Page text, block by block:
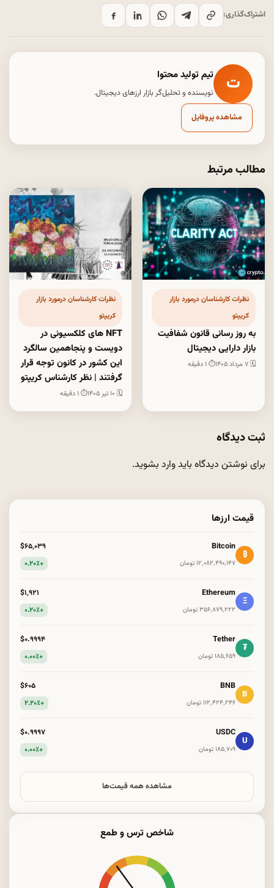
اشتراک‌گذاری:
ت تیم تولید محتوا
نویسنده و تحلیل‌گر بازار ارزهای دیجیتال.
مشاهده پروفایل
مطالب مرتبط
نظرات کارشناسان درمورد بازار
کریپتو
به روز رسانی قانون شفافیت
بازار دارایی دیجیتال
🗓 ۷ مرداد ۱۴۰۵ ⏱ ۱ دقیقه
نظرات کارشناسان درمورد بازار
کریپتو
NFT های کلکسیونی در
دویست و پنجاهمین سالگرد
این کشور در کانون توجه قرار
گرفتند | نظر کارشناس کریپتو
🗓 ۱۰ تیر ۱۴۰۵ ⏱ ۱ دقیقه
ثبت دیدگاه
برای نوشتن دیدگاه بایدوارد بشوید.
قیمت ارزها
₿
Bitcoin
۱۲٬۰۸۲٬۴۹۰٬۱۴۷ تومان
$۶۵٬۰۳۹
+۰.۲۰٪
Ξ
Ethereum
۳۵۶٬۸۷۹٬۲۲۲ تومان
$۱٬۹۲۱
+۰.۲۰٪
₮
Tether
۱۸۵٬۶۵۹ تومان
$۰.۹۹۹۴
+۰.۰۰٪
B
BNB
۱۱۲٬۴۲۴٬۲۴۶ تومان
$۶۰۵
+۲.۲۰٪
U
USDC
۱۸۵٬۷۰۹ تومان
$۰.۹۹۹۷
+۰.۰۰٪
مشاهده همه قیمت‌ها
شاخص ترس و طمع